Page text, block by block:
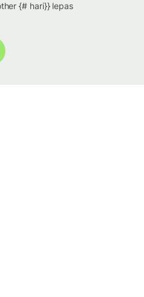
{# hari}} lepas